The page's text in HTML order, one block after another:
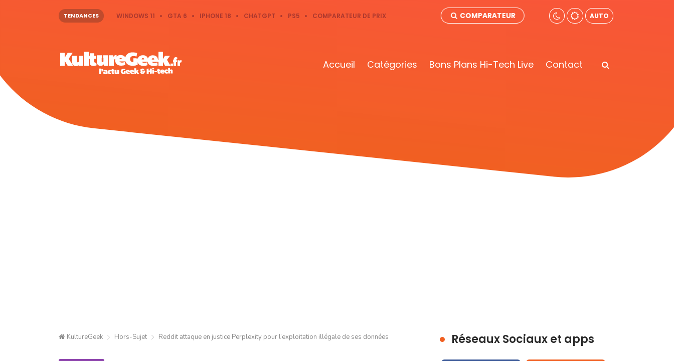
TENDANCES WINDOWS 11 GTA 6 IPHONE 18 CHATGPT PS5 COMPARATEUR DE PRIX COMPARATEUR AUTO
Accueil Catégories Bons Plans Hi-Tech Live Contact
KultureGeek Hors-Sujet Reddit attaque en justice Perplexity pour l’exploitation illégale de ses données Réseaux Sociaux et apps